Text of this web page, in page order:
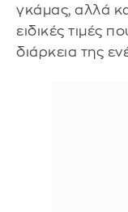
γκάμας, αλλά
ειδικές τιμές
διάρκεια της